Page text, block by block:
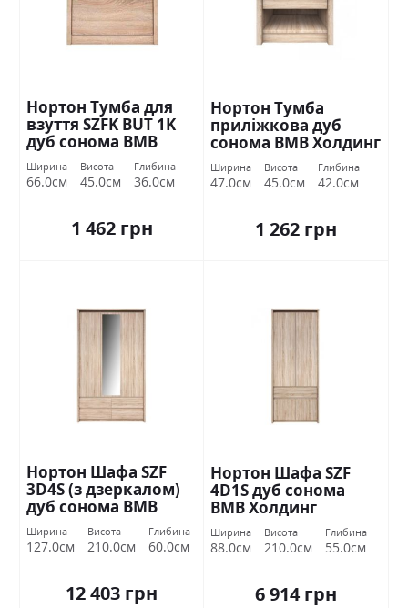
Нортон Тумба для
взуття SZFK BUT 1K
дуб сонома ВМВ
Холдинг
Ширина
66.0см
Висота
45.0см
Глибина
36.0см
1 462 грн
Нортон Тумба
приліжкова дуб
сонома ВМВ Холдинг
Ширина
47.0см
Висота
45.0см
Глибина
42.0см
1 262 грн
Нортон Шафа SZF
3D4S (з дзеркалом)
дуб сонома ВМВ
Холдинг
Ширина
127.0см
Висота
210.0см
Глибина
60.0см
12 403 грн
Нортон Шафа SZF
4D1S дуб сонома
ВМВ Холдинг
Ширина
88.0см
Висота
210.0см
Глибина
55.0см
6 914 грн